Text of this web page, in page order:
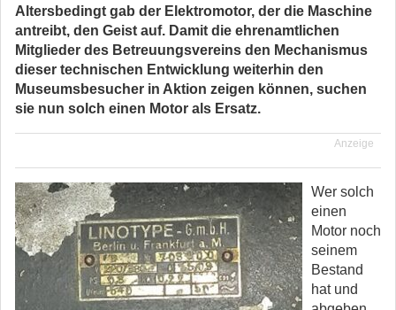
Altersbedingt gab der Elektromotor, der die Maschine
antreibt, den Geist auf. Damit die ehrenamtlichen
Mitglieder des Betreuungsvereins den Mechanismus
dieser technischen Entwicklung weiterhin den
Museumsbesucher in Aktion zeigen können, suchen
sie nun solch einen Motor als Ersatz.
Anzeige
Wer solch
einen
Motor noch
seinem
Bestand
hat und